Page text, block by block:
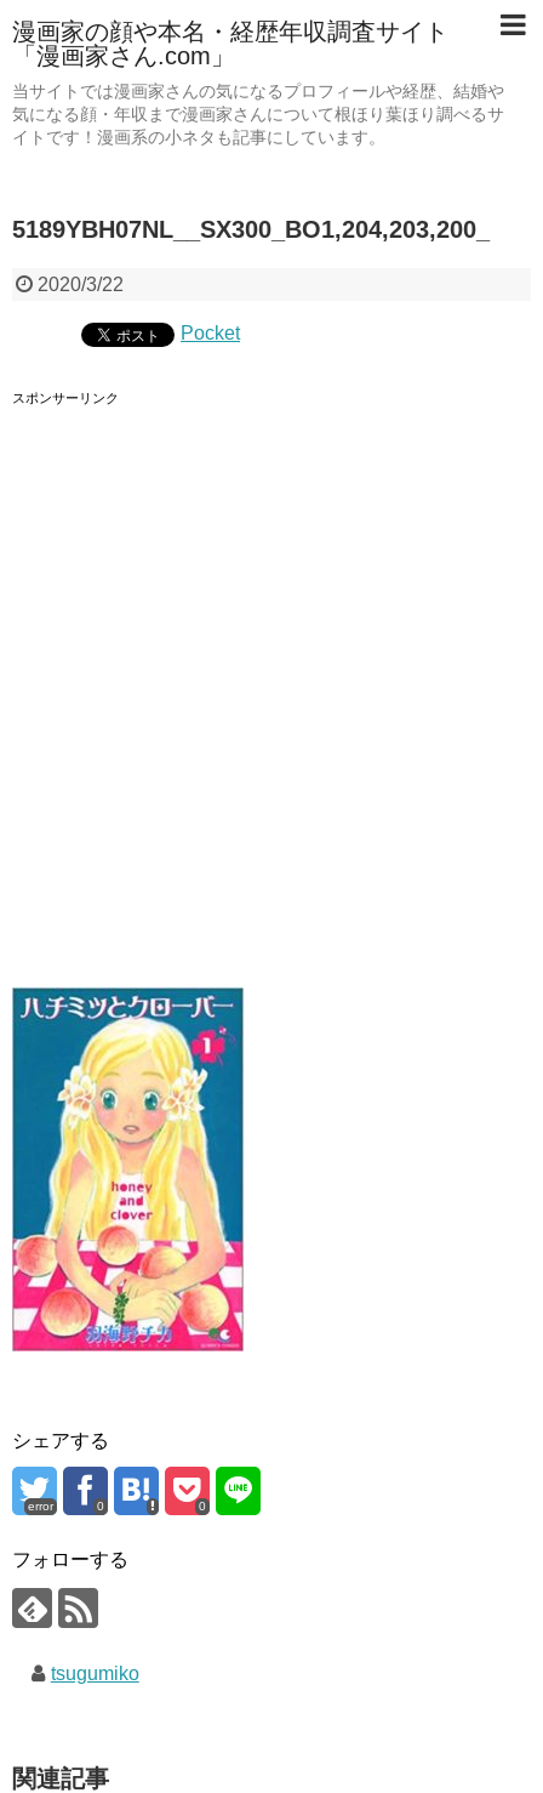
漫画家の顔や本名・経歴年収調査サイト
「漫画家さん.com」
当サイトでは漫画家さんの気になるプロフィールや経歴、結婚や
気になる顔・年収まで漫画家さんについて根ほり葉ほり調べるサ
イトです！漫画系の小ネタも記事にしています。
5189YBH07NL__SX300_BO1,204,203,200_
2020/3/22
Pocket
スポンサーリンク
シェアする
error 0 0
フォローする
tsugumiko
関連記事